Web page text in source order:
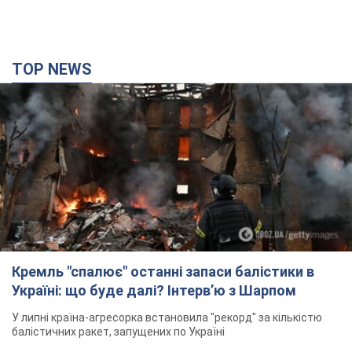
TOP NEWS
Кремль "спалює" останні запаси балістики в
Україні: що буде далі? Інтерв’ю з Шарпом
У липні країна-агресорка встановила "рекорд" за кількістю
балістичних ракет, запущених по Україні